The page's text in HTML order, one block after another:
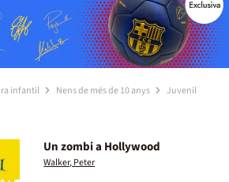
infantil Nens de més de 10 anys Juvenil
Un zombi a Hollywood
Walker, Peter